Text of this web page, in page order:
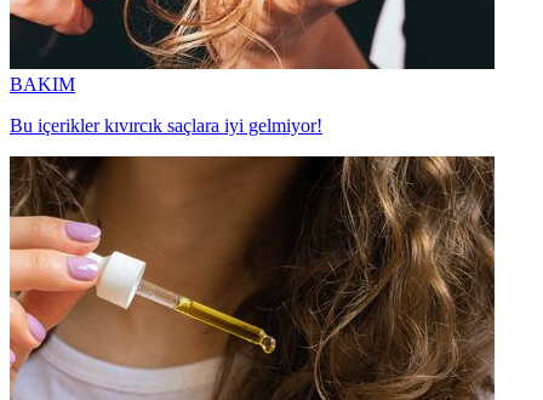
BAKIM
Bu içerikler kıvırcık saçlara iyi gelmiyor!